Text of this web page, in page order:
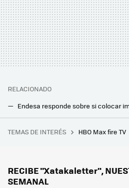
RELACIONADO
TEMAS DE INTERÉS HBO Max fire TV
RECIBE "Xatakaletter",
SEMANAL